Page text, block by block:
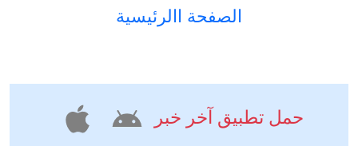
الصفحة االرئيسية
حمل تطبيق آخر خبر